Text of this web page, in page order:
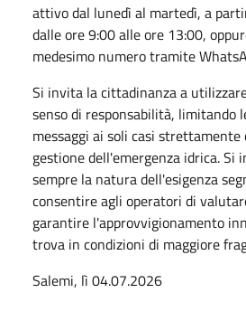
attivo dal lunedì al martedì, a
dalle ore 9:00 alle ore 13:00,
medesimo numero tramite
Si invita la cittadinanza a
senso di responsabilità, limitando
messaggi ai soli casi strettamente
gestione dell'emergenza idrica. Si
sempre la natura dell'esigenza
consentire agli operatori di
garantire l'approvvigionamento
trova in condizioni di maggiore
Salemi, lì 04.07.2026